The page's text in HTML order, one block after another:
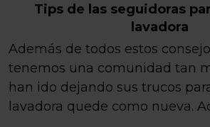
Tips de las seguidoras
lavadora
Además de todos estos
tenemos una comunidad tan
han ido dejando sus trucos
lavadora quede como nueva.